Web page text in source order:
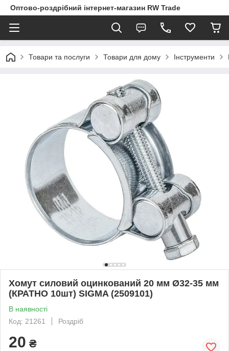
Оптово-роздрібний інтернет-магазин RW Trade
Товари та послуги Товари для дому Інструменти
Хомут силовий оцинкований 20 мм Ø32-35 мм
(КРАТНО 10шт) SIGMA (2509101)
В наявності
Код: 21261
Роздріб
20 ₴